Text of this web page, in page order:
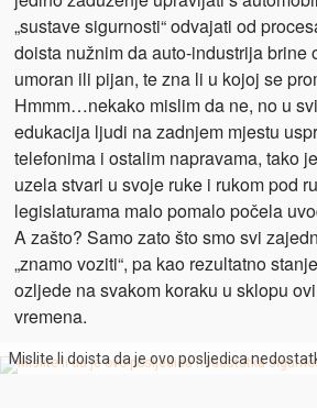
„sustave sigurnosti“ odvajati od
doista nužnim da auto-industrija brine
umoran ili pijan, te zna li u kojoj se
Hmmm…nekako mislim da ne, no u
edukacija ljudi na zadnjem mjestu
telefonima i ostalim napravama, tako
uzela stvari u svoje ruke i rukom pod
legislaturama malo pomalo počela
A zašto? Samo zato što smo svi
„znamo voziti“, pa kao rezultatno
ozljede na svakom koraku u sklopu
vremena.
Mislite li doista da je ovo posljedica